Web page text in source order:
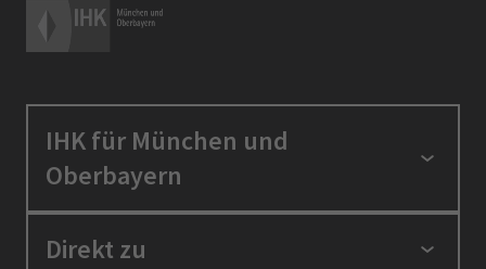
IHK für München und
Oberbayern
Standortpolitik
Direkt zu